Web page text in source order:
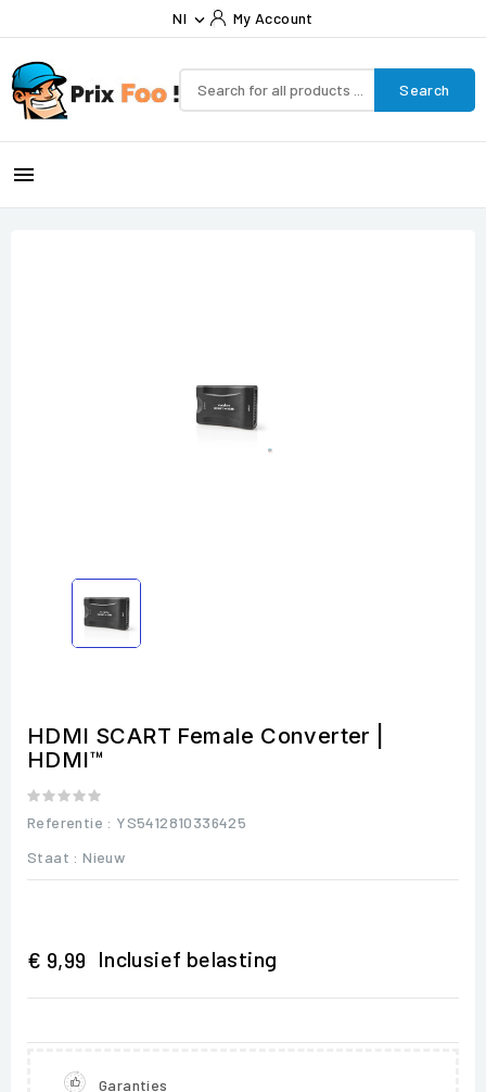
Nl  My Account
Search

HDMI SCART Female Converter |
HDMI™
Referentie : YS5412810336425
Staat : Nieuw
€ 9,99 Inclusief belasting
Garanties